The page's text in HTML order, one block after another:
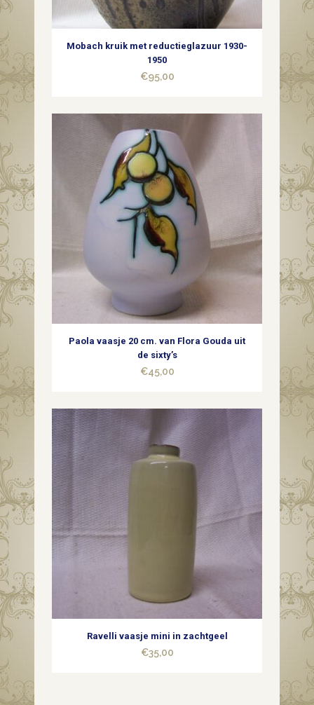
Mobach kruik met reductieglazuur 1930-
1950
€95,00
Paola vaasje 20 cm. van Flora Gouda uit
de sixty’s
€45,00
Ravelli vaasje mini in zachtgeel
€35,00